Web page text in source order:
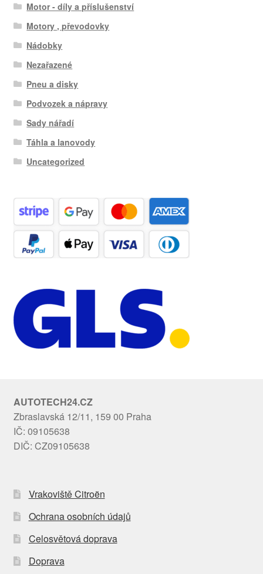
Motor - díly a příslušenství
Motory , převodovky
Nádobky
Nezařazené
Pneu a disky
Podvozek a nápravy
Sady nářadí
Táhla a lanovody
Uncategorized
AUTOTECH24.CZ
Zbraslavská 12/11, 159 00 Praha
IČ: 09105638
DIČ: CZ09105638
Vrakoviště Citroën
Ochrana osobních údajů
Celosvětová doprava
Doprava